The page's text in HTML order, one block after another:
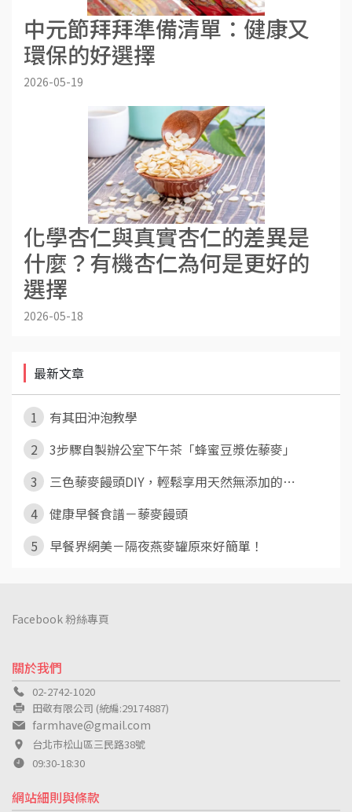
中元節拜拜準備清單：健康又
環保的好選擇
2026-05-19
化學杏仁與真實杏仁的差異是
什麼？有機杏仁為何是更好的
選擇
2026-05-18
最新文章
1
有其田沖泡教學
2
3步驟自製辦公室下午茶「蜂蜜豆漿佐藜麥」
3
三色藜麥饅頭DIY，輕鬆享用天然無添加的⋯
4
健康早餐食譜－藜麥饅頭
5
早餐界網美－隔夜燕麥罐原來好簡單！
關於我們
02-2742-1020
田敬有限公司 (統編:29174887)
farmhave@gmail.com
台北市松山區三民路38號
09:30-18:30
網站細則與條款
Facebook 粉絲專頁